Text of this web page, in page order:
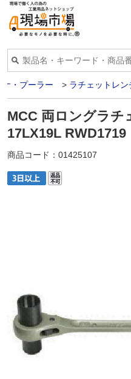
・プーラー > ラチェットレン
MCC 両ロングラチ
17LX19L RWD1719
商品コード： 01425107